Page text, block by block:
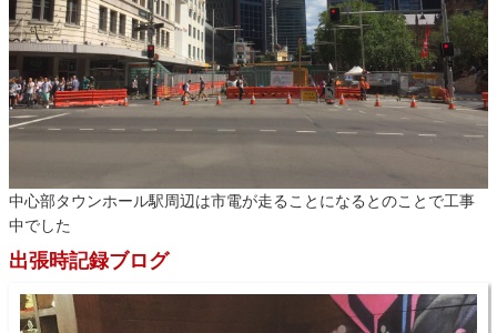
中心部タウンホール駅周辺は市電が走ることになるとのことで工事
中でした
出張時記録ブログ